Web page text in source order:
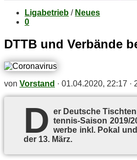
Ligabetrieb / Neues
0
DTTB und Ver­bän­de
von Vorstand · 01.04.2020, 22:17 ·
D er Deut­sche
ten­nis-Sai­son 2019/
wer­be inkl. Po­kal
der 13. März.